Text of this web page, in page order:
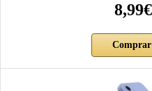
8,99€
Comprar